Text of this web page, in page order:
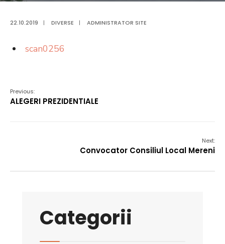
22.10.2019 | DIVERSE | ADMINISTRATOR SITE
scan0256
Previous:
ALEGERI PREZIDENTIALE
Next:
Convocator Consiliul Local Mereni
Categorii